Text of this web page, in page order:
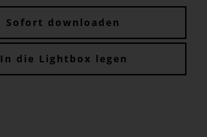
Sofort downloaden
In die Lightbox legen